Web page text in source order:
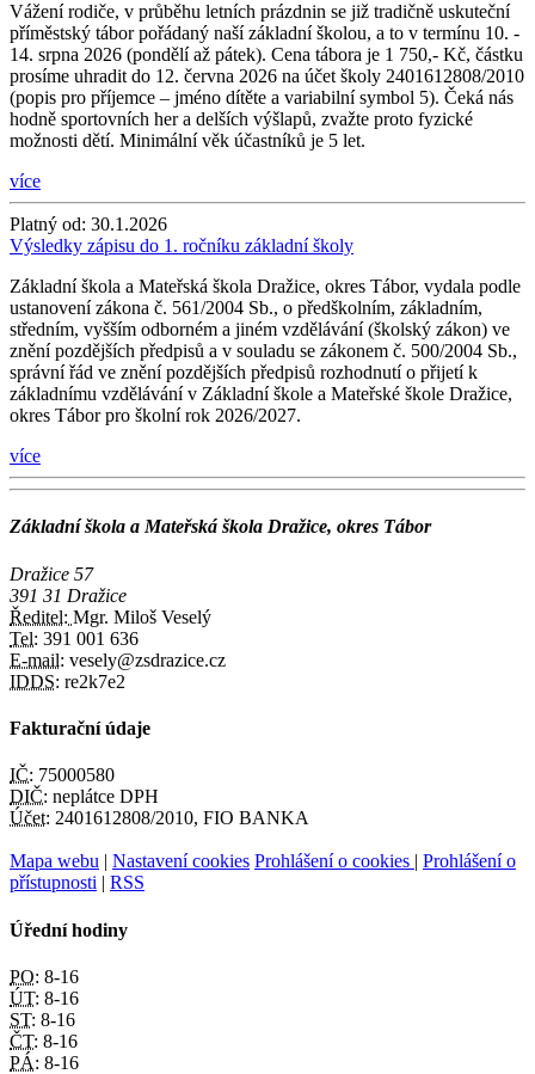
Vážení rodiče, v průběhu letních prázdnin se již tradičně uskuteční
příměstský tábor pořádaný naší základní školou, a to v termínu 10. -
14. srpna 2026 (pondělí až pátek). Cena tábora je 1 750,- Kč, částku
prosíme uhradit do 12. června 2026 na účet školy 2401612808/2010
(popis pro příjemce – jméno dítěte a variabilní symbol 5). Čeká nás
hodně sportovních her a delších výšlapů, zvažte proto fyzické
možnosti dětí. Minimální věk účastníků je 5 let.
více
Platný od: 30.1.2026
Výsledky zápisu do 1. ročníku základní školy
Základní škola a Mateřská škola Dražice, okres Tábor, vydala podle
ustanovení zákona č. 561/2004 Sb., o předškolním, základním,
středním, vyšším odborném a jiném vzdělávání (školský zákon) ve
znění pozdějších předpisů a v souladu se zákonem č. 500/2004 Sb.,
správní řád ve znění pozdějších předpisů rozhodnutí o přijetí k
základnímu vzdělávání v Základní škole a Mateřské škole Dražice,
okres Tábor pro školní rok 2026/2027.
více
Základní škola a Mateřská škola Dražice, okres Tábor
Dražice 57
391 31 Dražice
Ředitel: Mgr. Miloš Veselý
Tel: 391 001 636
E-mail: vesely@zsdrazice.cz
IDDS: re2k7e2
Fakturační údaje
IČ: 75000580
DIČ: neplátce DPH
Účet: 2401612808/2010, FIO BANKA
Mapa webu | Nastavení cookies Prohlášení o cookies | Prohlášení o
přístupnosti | RSS
Úřední hodiny
PO: 8-16
ÚT: 8-16
ST: 8-16
ČT: 8-16
PÁ: 8-16